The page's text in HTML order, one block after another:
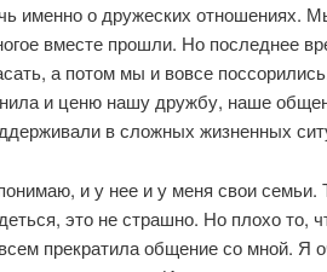
именно о дружеских отношениях.
вместе прошли. Но последнее
а потом мы и вовсе
и ценю нашу дружбу, наше
в сложных жизненных
и у нее и у меня свои семьи.
это не страшно. Но плохо то,
прекратила общение со мной. Я